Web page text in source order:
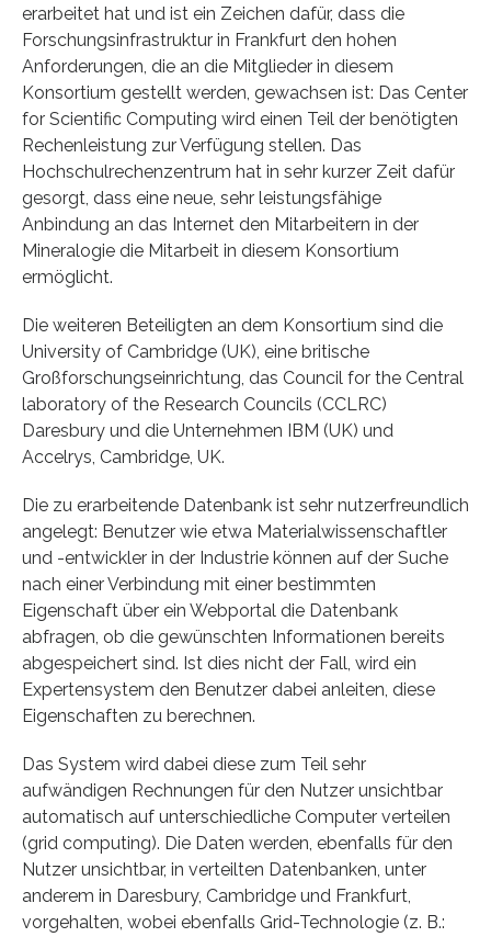
erarbeitet hat und ist ein Zeichen dafür, dass die
Forschungsinfrastruktur in Frankfurt den hohen
Anforderungen, die an die Mitglieder in diesem
Konsortium gestellt werden, gewachsen ist: Das Center
for Scientific Computing wird einen Teil der benötigten
Rechenleistung zur Verfügung stellen. Das
Hochschulrechenzentrum hat in sehr kurzer Zeit dafür
gesorgt, dass eine neue, sehr leistungsfähige
Anbindung an das Internet den Mitarbeitern in der
Mineralogie die Mitarbeit in diesem Konsortium
ermöglicht.
Die weiteren Beteiligten an dem Konsortium sind die
University of Cambridge (UK), eine britische
Großforschungseinrichtung, das Council for the Central
laboratory of the Research Councils (CCLRC)
Daresbury und die Unternehmen IBM (UK) und
Accelrys, Cambridge, UK.
Die zu erarbeitende Datenbank ist sehr nutzerfreundlich
angelegt: Benutzer wie etwa Materialwissenschaftler
und -entwickler in der Industrie können auf der Suche
nach einer Verbindung mit einer bestimmten
Eigenschaft über ein Webportal die Datenbank
abfragen, ob die gewünschten Informationen bereits
abgespeichert sind. Ist dies nicht der Fall, wird ein
Expertensystem den Benutzer dabei anleiten, diese
Eigenschaften zu berechnen.
Das System wird dabei diese zum Teil sehr
aufwändigen Rechnungen für den Nutzer unsichtbar
automatisch auf unterschiedliche Computer verteilen
(grid computing). Die Daten werden, ebenfalls für den
Nutzer unsichtbar, in verteilten Datenbanken, unter
anderem in Daresbury, Cambridge und Frankfurt,
vorgehalten, wobei ebenfalls Grid-Technologie (z. B.: